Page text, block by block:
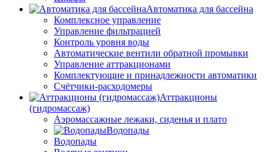
Автоматика для бассейна
Комплексное управление
Управление фильтрацией
Контроль уровня воды
Автоматические вентили обратной промывки
Управление аттракционами
Комплектующие и принадлежности автоматики
Счётчики-расходомеры
Аттракционы
(гидромассаж)
Аэромассажные лежаки, сиденья и плато
Водопады
Водопады